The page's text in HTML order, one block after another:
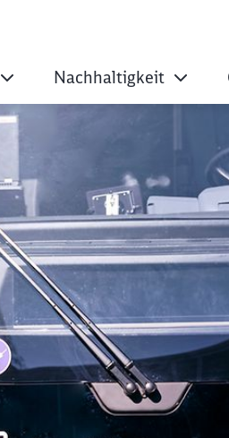
Nachhaltigkeit